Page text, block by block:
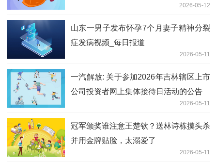
2026-05-12
山东一男子发布怀孕7个月妻子精神分裂
症发病视频_每日报道
2026-05-11
一汽解放: 关于参加2026年吉林辖区上市
公司投资者网上集体接待日活动的公告
2026-05-11
冠军颁奖谁注意王楚钦？送林诗栋摸头杀
并用金牌贴脸，太溺爱了
2026-05-11